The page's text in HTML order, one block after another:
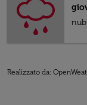
Realizzato da: